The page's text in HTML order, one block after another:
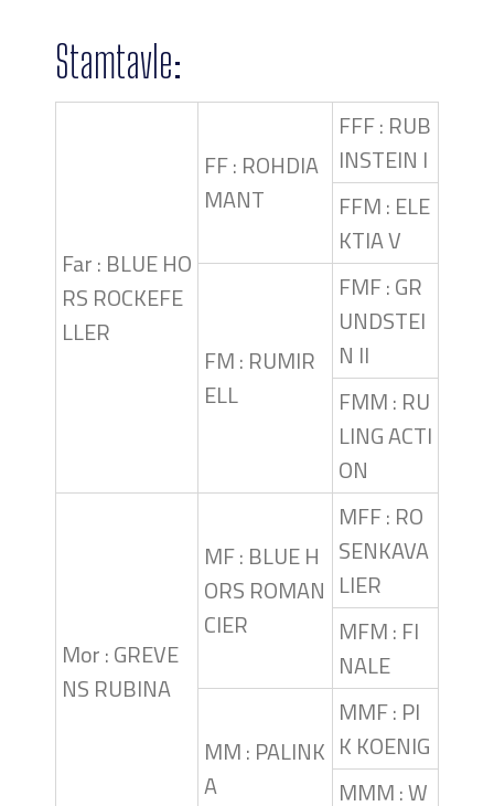
Stamtavle:
Far : BLUE HO
RS ROCKEFE
LLER
FF : ROHDIA
MANT
FFF : RUB
INSTEIN I
FFM : ELE
KTIA V
FM : RUMIR
ELL
FMF : GR
UNDSTEI
N II
FMM : RU
LING ACTI
ON
Mor : GREVE
NS RUBINA
MF : BLUE H
ORS ROMAN
CIER
MFF : RO
SENKAVA
LIER
MFM : FI
NALE
MM : PALINK
A
MMF : PI
K KOENIG
MMM : W